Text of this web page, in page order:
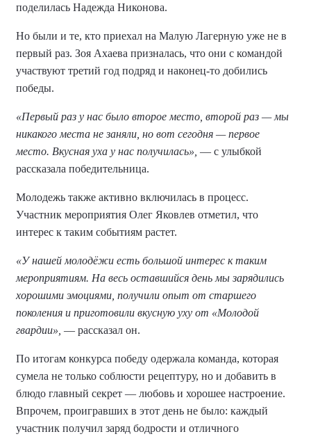
поделилась Надежда Никонова.
Но были и те, кто приехал на Малую Лагерную уже не в
первый раз. Зоя Ахаева призналась, что они с командой
участвуют третий год подряд и наконец-то добились
победы.
«Первый раз у нас было второе место, второй раз — мы
никакого места не заняли, но вот сегодня — первое
место. Вкусная уха у нас получилась», — с улыбкой
рассказала победительница.
Молодежь также активно включилась в процесс.
Участник мероприятия Олег Яковлев отметил, что
интерес к таким событиям растет.
«У нашей молодёжи есть большой интерес к таким
мероприятиям. На весь оставшийся день мы зарядились
хорошими эмоциями, получили опыт от старшего
поколения и приготовили вкусную уху от «Молодой
гвардии», — рассказал он.
По итогам конкурса победу одержала команда, которая
сумела не только соблюсти рецептуру, но и добавить в
блюдо главный секрет — любовь и хорошее настроение.
Впрочем, проигравших в этот день не было: каждый
участник получил заряд бодрости и отличного